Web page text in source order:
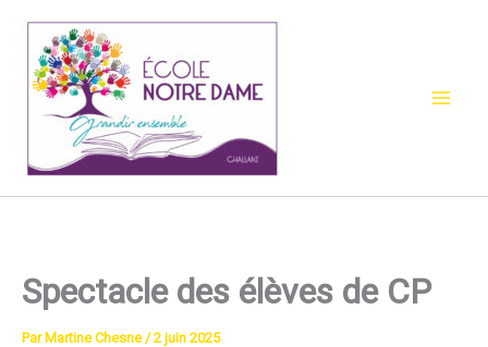
contenu
Spectacle des élèves de CP
Par Martine Chesne/2 juin 2025